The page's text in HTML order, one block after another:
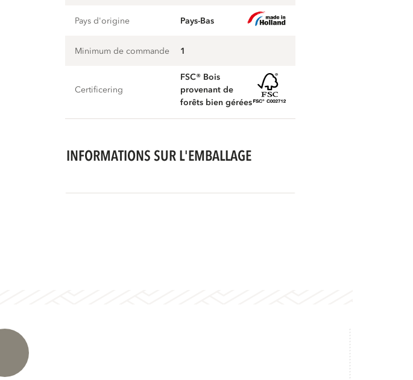
Pays d'origine Pays-Bas
Minimum de commande 1
Certificering
FSC® Bois
provenant de
forêts bien gérées
INFORMATIONS SUR L'EMBALLAGE